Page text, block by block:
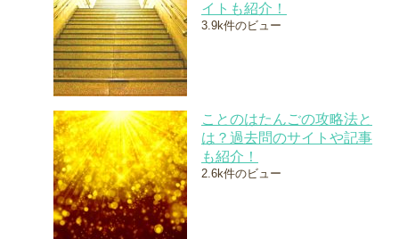
イトも紹介！
3.9k件のビュー
ことのはたんごの攻略法と
は？過去問のサイトや記事
も紹介！
2.6k件のビュー